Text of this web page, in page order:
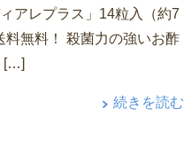
アレプラス」14粒入（約7
料無料！ 殺菌力の強いお酢
[…]
続きを読む